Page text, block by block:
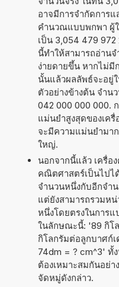
อาจมีการจำกัดการแ
คำนวณแบบพกพา ผู้ใ
เป็น 3,054 479 972
นี้ทำให้สามารถอ่าน
ง่ายดายขึ้น หากไม่มี
นั้นแล้วผลลัพธ์จะอยู่
ตัวอย่างข้างต้น จำน
042 000 000 000.
แม่นยำสูงสุดของเค
จะมีความแม่นยำมา
ใหญ่.
นอกจากนี้แล้ว เครื่อ
คณิตศาสตร์เป็นไปไ
จำนวนหนึ่งกับอีกจำ
แต่ยังสามารถรวมห
หนึ่งโดยตรงในการ
ในลักษณะนี้: '89 กิโ
กิโลกรัมต่อลูกบาศก์
74dm = ? cm^3' ทั้
ต้องเหมาะสมกันอย่
จัดหมู่ดังกล่าว.